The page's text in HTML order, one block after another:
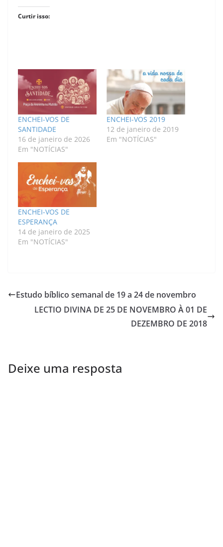
Curtir isso:
ENCHEI-VOS DE
SANTIDADE
16 de janeiro de 2026
Em "NOTÍCIAS"
ENCHEI-VOS 2019
12 de janeiro de 2019
Em "NOTÍCIAS"
ENCHEI-VOS DE
ESPERANÇA
14 de janeiro de 2025
Em "NOTÍCIAS"
Estudo bíblico semanal de 19 a 24 de novembro
LECTIO DIVINA DE 25 DE NOVEMBRO À 01 DE
DEZEMBRO DE 2018
Deixe uma resposta